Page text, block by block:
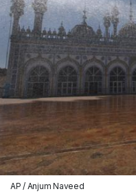
AP / Anjum Naveed